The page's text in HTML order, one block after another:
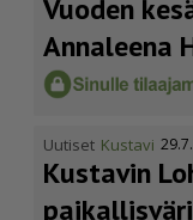
Vuoden
Annaleena
Uutiset Kustavi
Kustavin